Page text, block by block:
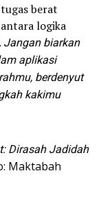
berat
logika
Jangan biarkan
aplikasi
berdenyut
kakimu
Dirasah Jadidah
Maktabah